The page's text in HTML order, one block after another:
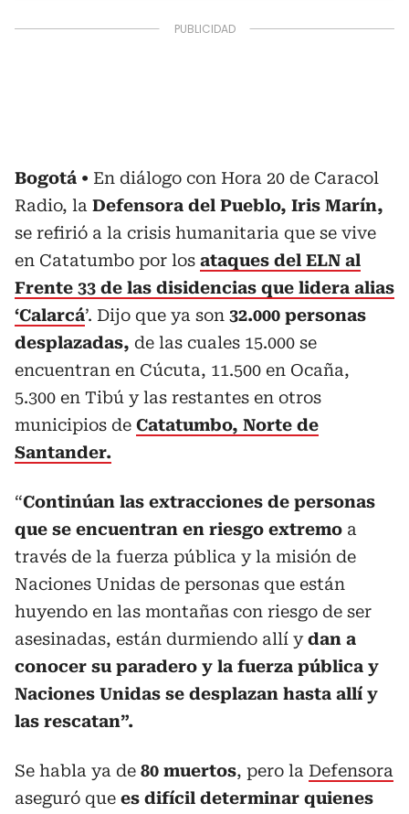
Bogotá
En diálogo con Hora 20 de Caracol
Radio, la Defensora del Pueblo, Iris Marín,
se refirió a la crisis humanitaria que se vive
en Catatumbo por los ataques del ELN al
Frente 33 de las disidencias que lidera alias
‘Calarcá’. Dijo que ya son 32.000 personas
desplazadas, de las cuales 15.000 se
encuentran en Cúcuta, 11.500 en Ocaña,
5.300 en Tibú y las restantes en otros
municipios de Catatumbo, Norte de
Santander.
“Continúan las extracciones de personas
que se encuentran en riesgo extremo a
través de la fuerza pública y la misión de
Naciones Unidas de personas que están
huyendo en las montañas con riesgo de ser
asesinadas, están durmiendo allí ydan a
conocer su paradero y la fuerza pública y
Naciones Unidas se desplazan hasta allí y
las rescatan”.
Se habla ya de 80 muertos, pero la Defensora
aseguró que es difícil determinar quienes